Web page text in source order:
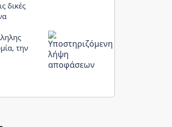
δικές
την